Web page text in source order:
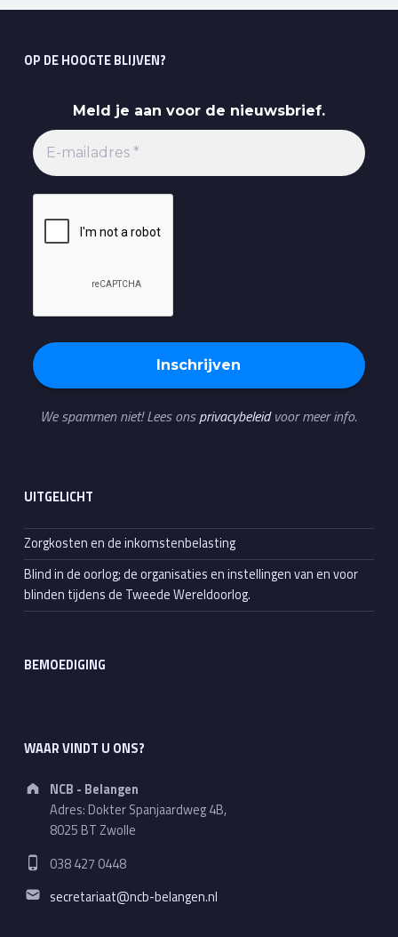
OP DE HOOGTE BLIJVEN?
Meld je aan voor de nieuwsbrief.
We spammen niet! Lees onsprivacybeleidvoor meer info.
UITGELICHT
Zorgkosten en de inkomstenbelasting
Blind in de oorlog; de organisaties en instellingen van en voor
blinden tijdens de Tweede Wereldoorlog.
BEMOEDIGING
WAAR VINDT U ONS?
Address:
NCB - Belangen
Adres: Dokter Spanjaardweg 4B,
8025 BT Zwolle
Phone number:
038 427 0448
Email address:
secretariaat@ncb-belangen.nl